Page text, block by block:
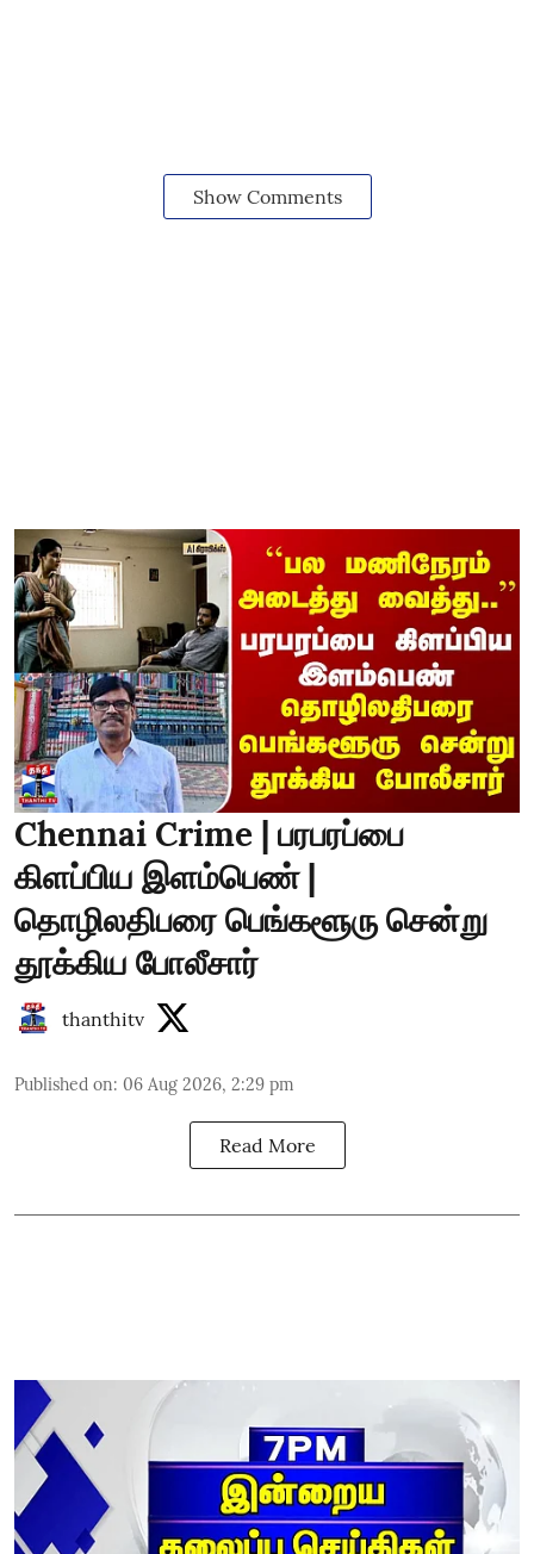
Show Comments
Chennai Crime | பரபரப்பை
கிளப்பிய இளம்பெண் |
தொழிலதிபரை பெங்களூரு சென்று
தூக்கிய போலீசார்
thanthitv
Published on: 06 Aug 2026, 2:29 pm
Read More